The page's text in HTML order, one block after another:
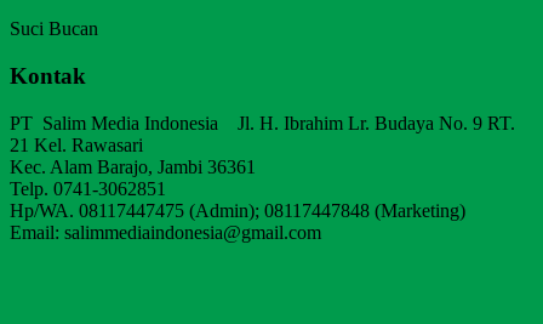
Suci Bucan
Kontak
PT Salim Media Indonesia Jl. H. Ibrahim Lr. Budaya No. 9 RT.
21 Kel. Rawasari
Kec. Alam Barajo, Jambi 36361
Telp. 0741-3062851
Hp/WA. 08117447475 (Admin); 08117447848 (Marketing)
Email: salimmediaindonesia@gmail.com